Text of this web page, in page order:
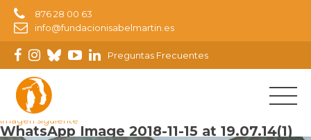
876 28 00 63
info@fundacionisabelmartin.es
Preguntas Frecuentes
Imagen anterior
Imagen siguiente
WhatsApp Image 2018-11-15 at 19.07.14(1)